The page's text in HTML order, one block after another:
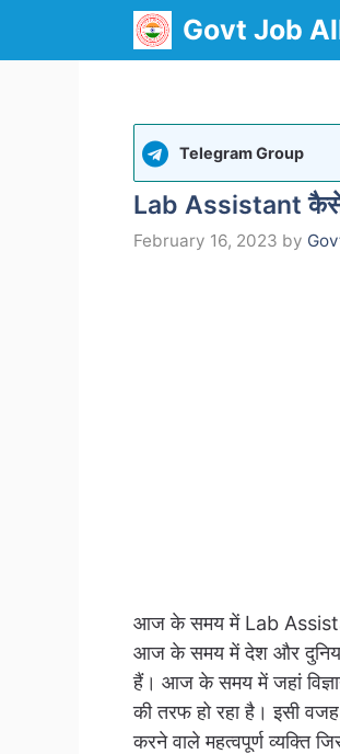
Govt Job
Telegram Group
Lab Assistant कैसे
February 16, 2023 by
आज के समय में Lab
आज के समय में देश और दुनिया
हैं। आज के समय में जहां
की तरफ हो रहा है। इसी
करने वाले महत्वपूर्ण व्यक्ति